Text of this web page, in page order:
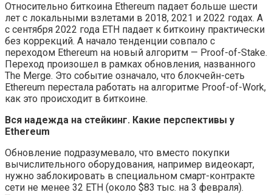
Относительно биткоина Ethereum падает больше шести
лет с локальными взлетами в 2018, 2021 и 2022 годах. А
с сентября 2022 года ETH падает к биткоину практически
без коррекций. А начало тенденции совпало с
переходом Ethereum на новый алгоритм — Proof-of-Stake.
Переход произошел в рамках обновления, названного
The Merge. Это событие означало, что блокчейн-сеть
Ethereum перестала работать на алгоритме Proof-of-Work,
как это происходит в биткоине.
Вся надежда на стейкинг. Какие перспективы у
Ethereum
Обновление подразумевало, что вместо покупки
вычислительного оборудования, например видеокарт,
нужно заблокировать в специальном смарт-контракте
сети не менее 32 ETH (около $83 тыс. на 3 февраля).